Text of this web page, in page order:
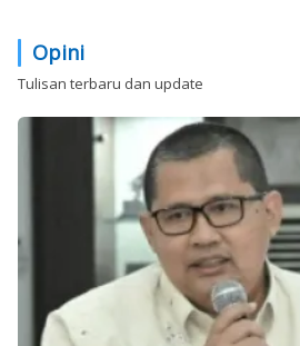
Opini
Tulisan terbaru dan update